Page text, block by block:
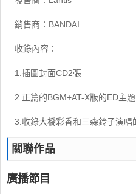
銷售商：BANDAI
收錄內容：
1.插圖封面CD2張
2.正篇的BGM+AT-X版的ED主
3.收錄大橋彩香和三森鈴子演唱
關聯作品
廣播節目